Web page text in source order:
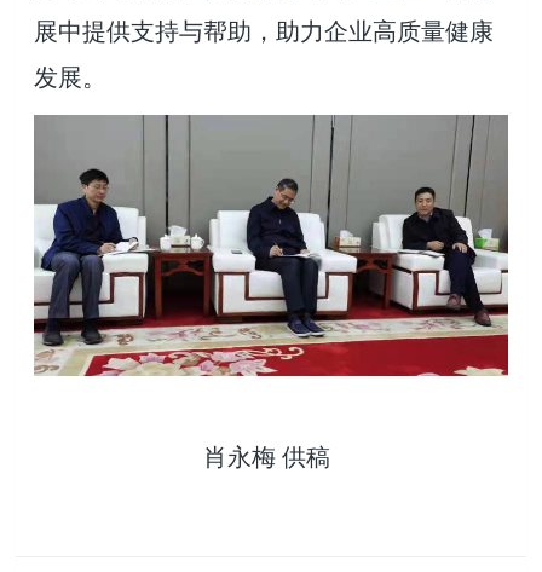
展中提供支持与帮助，助力企业高质量健康
发展。
肖永梅 供稿